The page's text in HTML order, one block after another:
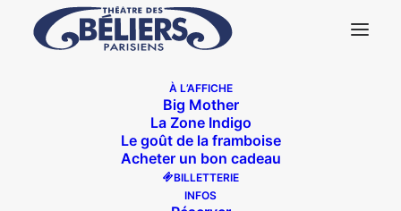
À L’AFFICHE
Big Mother
La Zone Indigo
Le goût de la framboise
Acheter un bon cadeau
BILLETTERIE
INFOS
imgres
Une Chance Inestimable